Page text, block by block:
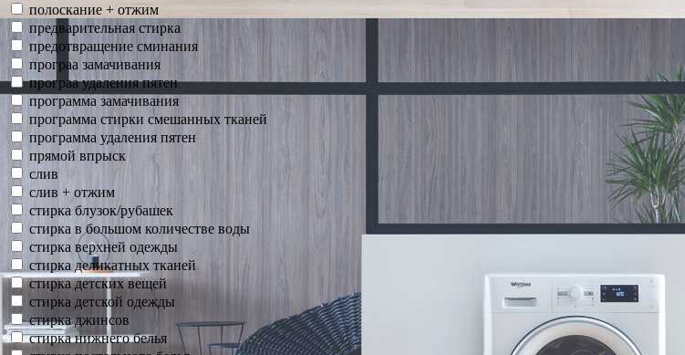
полоскание + отжим
предварительная стирка
предотвращение сминания
програа замачивания
програа удаления пятен
программа замачивания
программа стирки смешанных тканей
программа удаления пятен
прямой впрыск
слив
слив + отжим
стирка блузок/рубашек
стирка в большом количестве воды
стирка верхней одежды
стирка деликатных тканей
стирка детских вещей
стирка детской одежды
стирка джинсов
стирка нижнего белья